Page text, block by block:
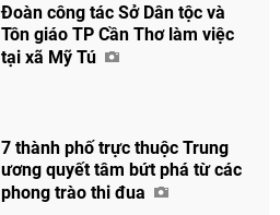
Đoàn công tác Sở Dân tộc và
Tôn giáo TP Cần Thơ làm việc
tại xã Mỹ Tú
7 thành phố trực thuộc Trung
ương quyết tâm bứt phá từ các
phong trào thi đua